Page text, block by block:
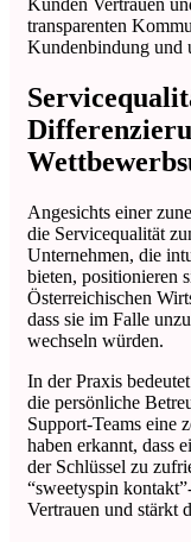
Kunden Vertrauen
transparenten
Kundenbindung und
Angesichts einer
die Servicequalität
Unternehmen, die
bieten, positionieren
Österreichischen
dass sie im Falle
wechseln würden.
In der Praxis
die persönliche
Support-Teams eine
haben erkannt, dass
der Schlüssel zu
“sweetyspin
Vertrauen und stärkt